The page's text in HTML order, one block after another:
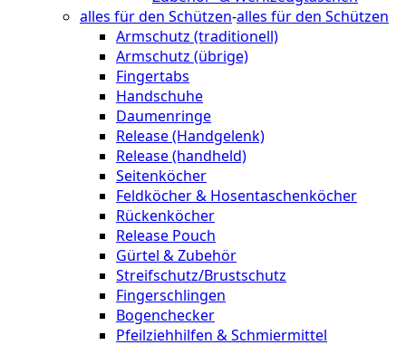
alles für den Schützen-alles für den Schützen
Armschutz (traditionell)
Armschutz (übrige)
Fingertabs
Handschuhe
Daumenringe
Release (Handgelenk)
Release (handheld)
Seitenköcher
Feldköcher & Hosentaschenköcher
Rückenköcher
Release Pouch
Gürtel & Zubehör
Streifschutz/Brustschutz
Fingerschlingen
Bogenchecker
Pfeilziehhilfen & Schmiermittel